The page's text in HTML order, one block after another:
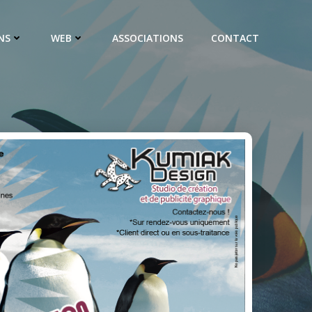
WEB ASSOCIATIONS CONTACT